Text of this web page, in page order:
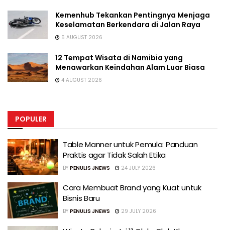
Kemenhub Tekankan Pentingnya Menjaga
Keselamatan Berkendara di Jalan Raya
5 AUGUST 2026
12 Tempat Wisata di Namibia yang
Menawarkan Keindahan Alam Luar Biasa
4 AUGUST 2026
POPULER
Table Manner untuk Pemula: Panduan
Praktis agar Tidak Salah Etika
BY PENULIS JNEWS 24 JULY 2026
Cara Membuat Brand yang Kuat untuk
Bisnis Baru
BY PENULIS JNEWS 29 JULY 2026